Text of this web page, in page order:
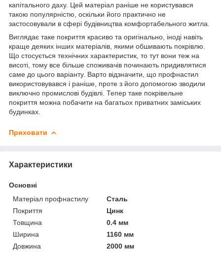
капітального даху. Цей матеріал раніше не користувався
такою популярністю, оскільки його практично не
застосовували в сфері будівництва комфортабельного житла.
Виглядає таке покриття красиво та оригінально, іноді навіть
краще деяких інших матеріалів, якими обшивають покрівлю.
Що стосується технічних характеристик, то тут вони теж на
висоті, тому все більше споживачів починають придивлятися
саме до цього варіанту. Варто відзначити, що профнастил
використовувався і раніше, проте з його допомогою зводили
виключно промислові будівлі. Тепер таке покрівельне
покриття можна побачити на багатьох приватних заміських
будинках.
Приховати
Характеристики
Основні
Матеріал профнастилу
Сталь
Покриття
Цинк
Товщина
0.4 мм
Ширина
1160 мм
Довжина
2000 мм